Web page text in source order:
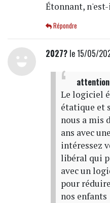
Étonnant,
Répondre
2027?le 15/05/
attention
Le logiciel
étatique et
nous a mis
ans avec
intéressez
libéral qui
avec un
pour
nos enfants